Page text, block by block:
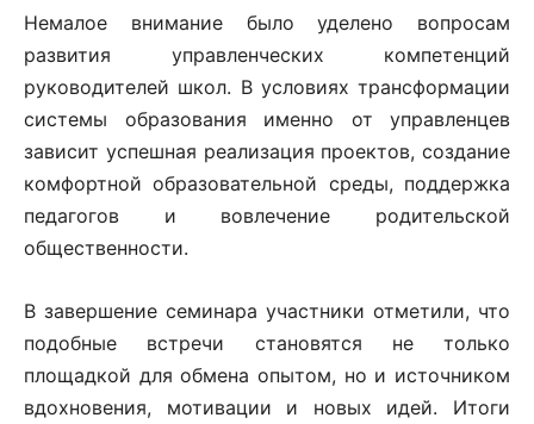
Немалое внимание было уделено вопросам
развития управленческих компетенций
руководителей школ. В условиях трансформации
системы образования именно от управленцев
зависит успешная реализация проектов, создание
комфортной образовательной среды, поддержка
педагогов и вовлечение родительской
общественности.
В завершение семинара участники отметили, что
подобные встречи становятся не только
площадкой для обмена опытом, но и источником
вдохновения, мотивации и новых идей. Итоги